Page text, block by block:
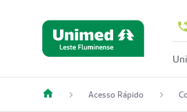
Acesso Rápido